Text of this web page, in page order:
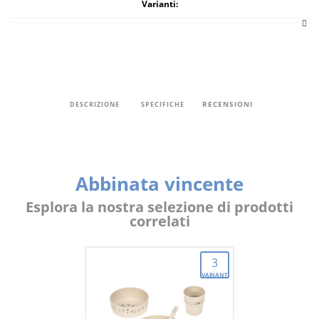
Varianti:
DESCRIZIONE SPECIFICHE RECENSIONI
Abbinata vincente
Esplora la nostra selezione di prodotti
correlati
3
VARIANTI